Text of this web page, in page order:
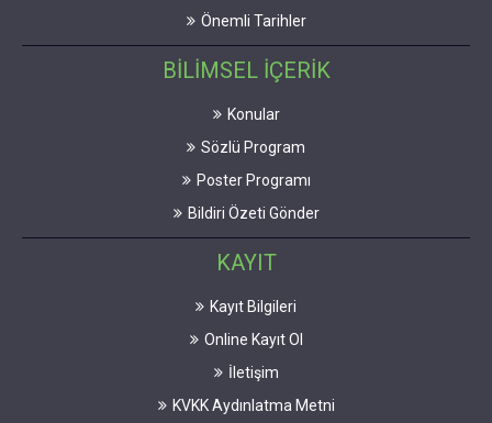
Önemli Tarihler
BİLİMSEL İÇERİK
Konular
Sözlü Program
Poster Programı
Bildiri Özeti Gönder
KAYIT
Kayıt Bilgileri
Online Kayıt Ol
İletişim
KVKK Aydınlatma Metni